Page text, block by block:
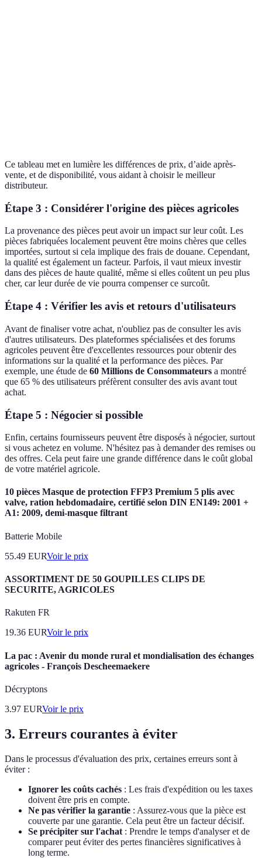
Ce tableau met en lumière les différences de prix, d’aide après-
vente, et de disponibilité, vous aidant à choisir le meilleur
distributeur.
Étape 3 : Considérer l'origine des pièces agricoles
La provenance des pièces peut avoir un impact sur leur coût. Les
pièces fabriquées localement peuvent être moins chères que celles
importées, surtout si cela implique des frais de douane. Cependant,
la qualité est également un facteur. Parfois, il vaut mieux investir
dans des pièces de haute qualité, même si elles coûtent un peu plus
cher, car leur durée de vie pourra compenser ce surcoût.
Étape 4 : Vérifier les avis et retours d'utilisateurs
Avant de finaliser votre achat, n'oubliez pas de consulter les avis
d'autres utilisateurs. Des plateformes spécialisées et des forums
agricoles peuvent être d'excellentes ressources pour obtenir des
informations sur la qualité et la performance des pièces. Par
exemple, une étude de 60 Millions de Consommateurs a montré
que 65 % des utilisateurs préfèrent consulter des avis avant tout
achat.
Étape 5 : Négocier si possible
Enfin, certains fournisseurs peuvent être disposés à négocier, surtout
si vous achetez en volume. N'hésitez pas à demander des remises ou
des offres. Cela peut faire une grande différence dans le coût global
de votre matériel agricole.
10 pièces Masque de protection FFP3 Premium 5 plis avec
valve, ration hebdomadaire, certifié selon DIN EN149: 2001 +
A1: 2009, demi-masque filtrant
Batterie Mobile
55.49 EURVoir le prix
ASSORTIMENT DE 50 GOUPILLES CLIPS DE
SECURITE, AGRICOLES
Rakuten FR
19.36 EURVoir le prix
La pac : Avenir du monde rural et mondialisation des échanges
agricoles - François Descheemaekere
Décryptons
3.97 EURVoir le prix
3. Erreurs courantes à éviter
Dans le processus d'évaluation des prix, certaines erreurs sont à
éviter :
Ignorer les coûts cachés : Les frais d'expédition ou les taxes
doivent être pris en compte.
Ne pas vérifier la garantie : Assurez-vous que la pièce est
couverte par une garantie. Cela peut être un facteur décisif.
Se précipiter sur l'achat : Prendre le temps d'analyser et de
comparer peut éviter des pertes financières significatives à
long terme.